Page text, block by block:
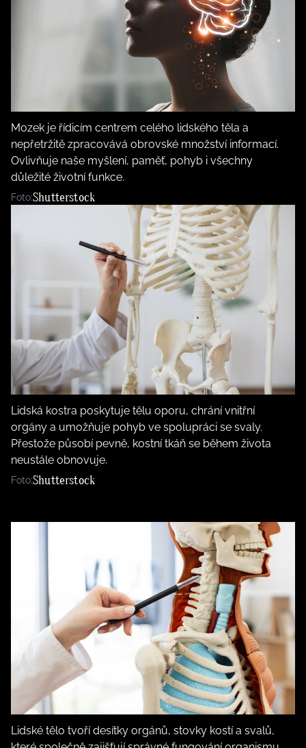
Mozek je řídicím centrem celého lidského těla a
nepřetržitě zpracovává obrovské množství informací.
Ovlivňuje naše myšlení, paměť, pohyb i všechny
důležité životní funkce.
Foto:Shutterstock
Lidská kostra poskytuje tělu oporu, chrání vnitřní
orgány a umožňuje pohyb ve spolupráci se svaly.
Přestože působí pevně, kostní tkáň se během života
neustále obnovuje.
Foto:Shutterstock
Lidské tělo tvoří desítky orgánů, stovky kostí a svalů,